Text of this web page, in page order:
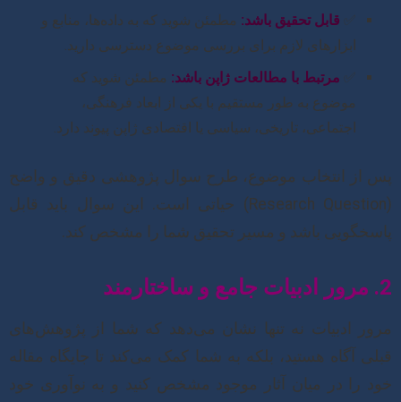
قابل تحقیق باشد: مطمئن شوید که به داده‌ها، منابع و
ابزارهای لازم برای بررسی موضوع دسترسی دارید.
مرتبط با مطالعات ژاپن باشد: مطمئن شوید که
موضوع به طور مستقیم با یکی از ابعاد فرهنگی،
اجتماعی، تاریخی، سیاسی یا اقتصادی ژاپن پیوند دارد.
پس از انتخاب موضوع، طرح سوال پژوهشی دقیق و واضح
(Research Question) حیاتی است. این سوال باید قابل
پاسخگویی باشد و مسیر تحقیق شما را مشخص کند.
2. مرور ادبیات جامع و ساختارمند
مرور ادبیات نه تنها نشان می‌دهد که شما از پژوهش‌های
قبلی آگاه هستید، بلکه به شما کمک می‌کند تا جایگاه مقاله
خود را در میان آثار موجود مشخص کنید و به نوآوری خود